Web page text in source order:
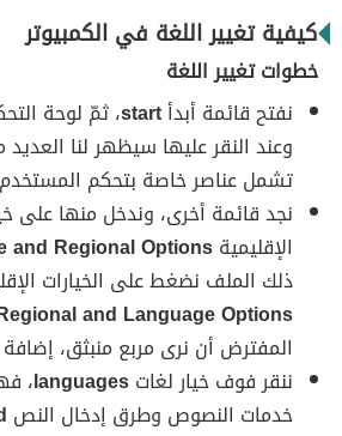
كيفية تغيير اللغة في الكمبيوتر
خطوات تغيير اللغة
نفتح قائمة أبدأstart، ثمّ لوحة
وعند النقر عليها سيظهر لنا
تشمل عناصر خاصة بتحكم
نجد قائمة أخرى، وندخل منها على
الإقليميةand Regional Options
ذلك الملف نضغط على الخيارات
and Language Options
المفترض أن نرى مربع منبثق، إضافة
ننقر فوف خيار لغاتlanguages،
خدمات النصوص وطرق إدخال النص